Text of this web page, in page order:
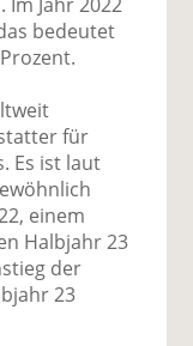
uf
F
ac
b
o
o
k
te
il
e
n
wi
tt
er
uf
Li
n
e
di
n
te
il
e
n
er
E
v
er
n
d
ru
bedeutet
für
Es ist laut
einem
Halbjahr 23
der
23